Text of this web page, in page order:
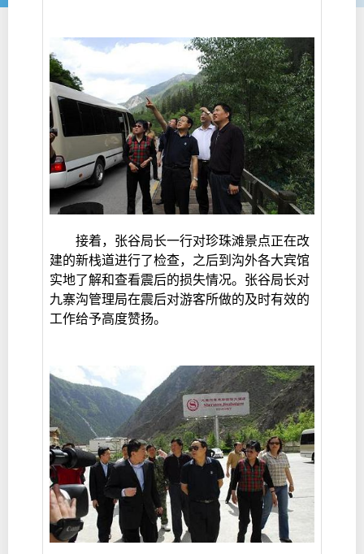
接着，张谷局长一行对珍珠滩景点正在改
建的新栈道进行了检查，之后到沟外各大宾馆
实地了解和查看震后的损失情况。张谷局长对
九寨沟管理局在震后对游客所做的及时有效的
工作给予高度赞扬。